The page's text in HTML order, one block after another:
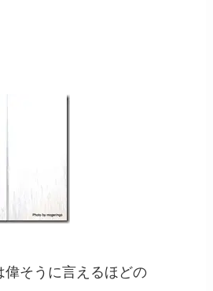
偉そうに言えるほどの